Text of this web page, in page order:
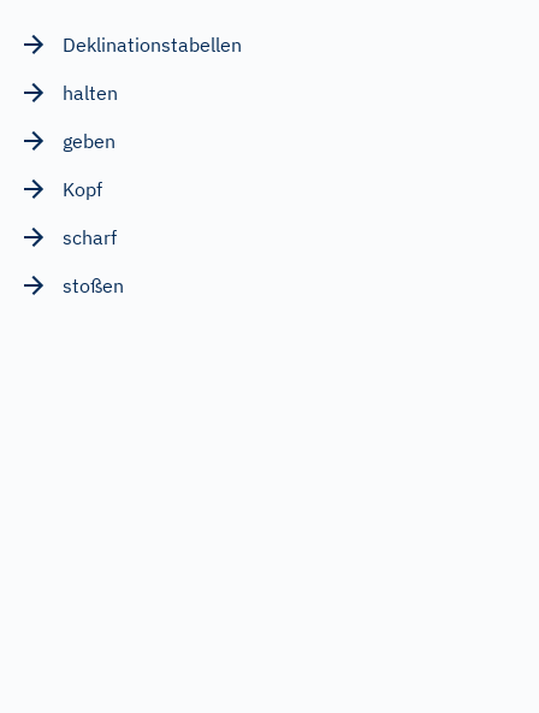
Deklinationstabellen
halten
geben
Kopf
scharf
stoßen